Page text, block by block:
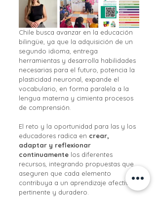
Chile busca avanzar en la educación
bilingüe, ya que la adquisición de un
segundo idioma, entrega
herramientas y desarrolla habilidades
necesarias para el futuro, potencia la
plasticidad neuronal, expande el
vocabulario, en forma paralela a la
lengua materna y cimienta procesos
de comprensión.
El reto y la oportunidad para las y los
educadores radica en crear,
adaptar y reflexionar
continuamente los diferentes
recursos, integrando propuestas que
aseguren que cada elemento
contribuya a un aprendizaje afectivo,
pertinente y duradero.